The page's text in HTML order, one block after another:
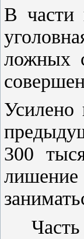
В
ложных
300
Часть